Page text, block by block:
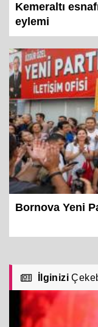
Kemeraltı
eylemi
Bornova Yeni
İlginizi